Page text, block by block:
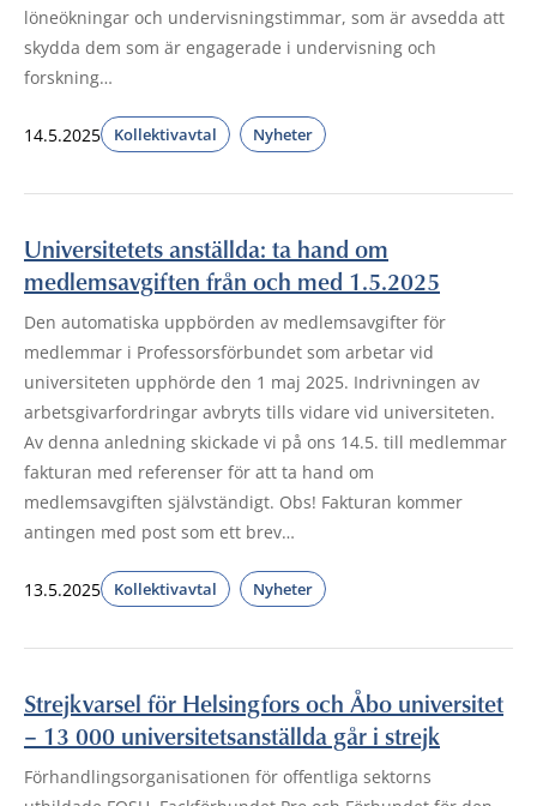
löneökningar och undervisningstimmar, som är avsedda att
skydda dem som är engagerade i undervisning och
forskning…
14.5.2025 Kollektivavtal Nyheter
Universitetets anställda: ta hand om
medlemsavgiften från och med 1.5.2025
Den automatiska uppbörden av medlemsavgifter för
medlemmar i Professorsförbundet som arbetar vid
universiteten upphörde den 1 maj 2025. Indrivningen av
arbetsgivarfordringar avbryts tills vidare vid universiteten.
Av denna anledning skickade vi på ons 14.5. till medlemmar
fakturan med referenser för att ta hand om
medlemsavgiften självständigt. Obs! Fakturan kommer
antingen med post som ett brev…
13.5.2025 Kollektivavtal Nyheter
Strejkvarsel för Helsingfors och Åbo universitet
– 13 000 universitetsanställda går i strejk
Förhandlingsorganisationen för offentliga sektorns